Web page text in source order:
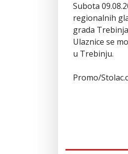
Subota
regionalnih
grada
Ulaznice se
u Trebinju.
Promo/